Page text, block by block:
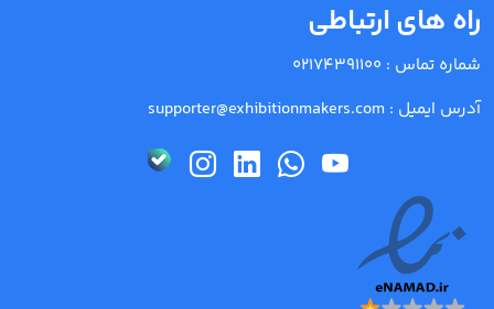
راه های ارتباطی
شماره تماس : 02174391100
آدرس ایمیل : supporter@exhibitionmakers.com